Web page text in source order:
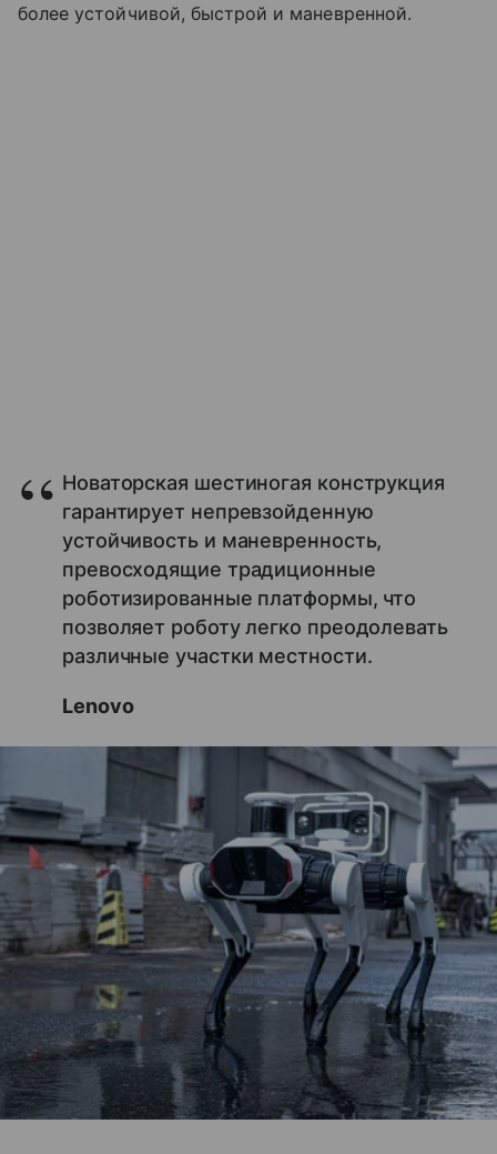
более устойчивой, быстрой и маневренной.
Новаторская шестиногая конструкция
гарантирует непревзойденную
устойчивость и маневренность,
превосходящие традиционные
роботизированные платформы, что
позволяет роботу легко преодолевать
различные участки местности.
Lenovo